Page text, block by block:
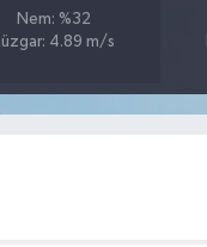
Nem: %32
4.89 m/s